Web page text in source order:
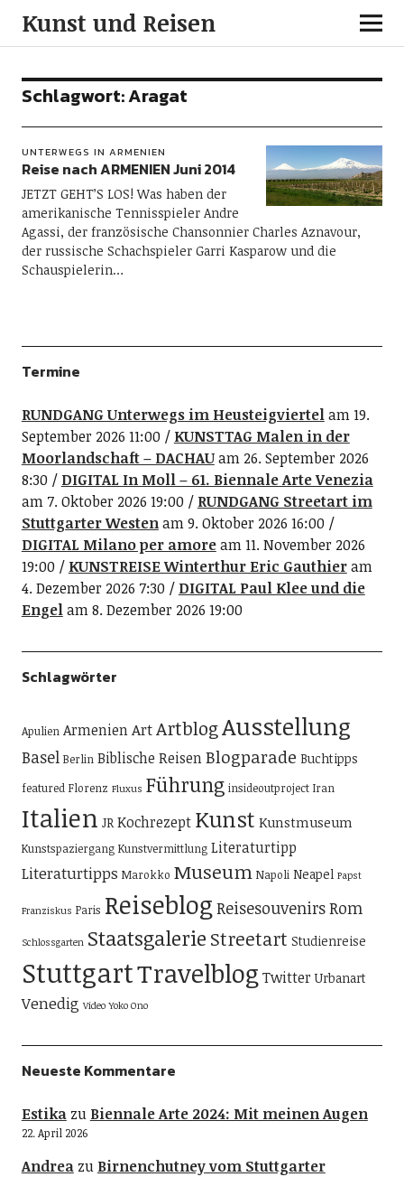
Kunst und Reisen
Schlagwort:Aragat
UNTERWEGS IN ARMENIEN
Reise nach ARMENIEN Juni 2014
JETZT GEHT’S LOS! Was haben der
amerikanische Tennisspieler Andre
Agassi, der französische Chansonnier Charles Aznavour,
der russische Schachspieler Garri Kasparow und die
Schauspielerin…
Termine
RUNDGANG Unterwegs im Heusteigviertelam 19.
September 2026 11:00
KUNSTTAG Malen in der
Moorlandschaft – DACHAUam 26. September 2026
8:30
DIGITAL In Moll – 61. Biennale Arte Venezia
am 7. Oktober 2026 19:00
RUNDGANG Streetart im
Stuttgarter Westenam 9. Oktober 2026 16:00
DIGITAL Milano per amoream 11. November 2026
19:00
KUNSTREISE Winterthur Eric Gauthieram
4. Dezember 2026 7:30
DIGITAL Paul Klee und die
Engelam 8. Dezember 2026 19:00
Schlagwörter
Apulien ArmenienArtArtblogAusstellung
Basel Berlin Biblische ReisenBlogparade Buchtipps
featured Florenz Fluxus Führung insideoutproject Iran
Italien JR Kochrezept Kunst Kunstmuseum
Kunstspaziergang Kunstvermittlung Literaturtipp
Literaturtipps Marokko Museum Napoli Neapel Papst
Franziskus Paris Reiseblog ReisesouvenirsRom
Schlossgarten Staatsgalerie Streetart Studienreise
StuttgartTravelblog Twitter Urbanart
Venedig Video Yoko Ono
Neueste Kommentare
Estikazu Biennale Arte 2024: Mit meinen Augen
22. April 2026
Andreazu Birnenchutney vom Stuttgarter